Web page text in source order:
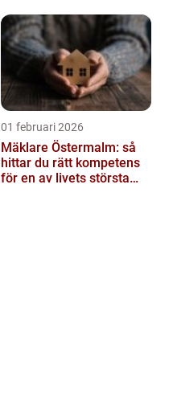
01 februari 2026
Mäklare Östermalm: så
hittar du rätt kompetens
för en av livets största